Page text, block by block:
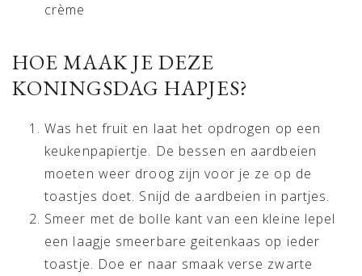
crème
HOE MAAK JE DEZE
KONINGSDAG HAPJES?
Was het fruit en laat het opdrogen op een
keukenpapiertje. De bessen en aardbeien
moeten weer droog zijn voor je ze op de
toastjes doet. Snijd de aardbeien in partjes.
Smeer met de bolle kant van een kleine lepel
een laagje smeerbare geitenkaas op ieder
toastje. Doe er naar smaak verse zwarte